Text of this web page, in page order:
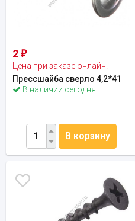
2 ₽
Цена при заказе онлайн!
Прессшайба сверло 4,2*41
В наличии сегодня
В корзину